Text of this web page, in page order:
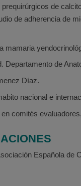
de
de adherencia de
mamaria
Departamento de
Díaz.
nacional e
comités
Española de